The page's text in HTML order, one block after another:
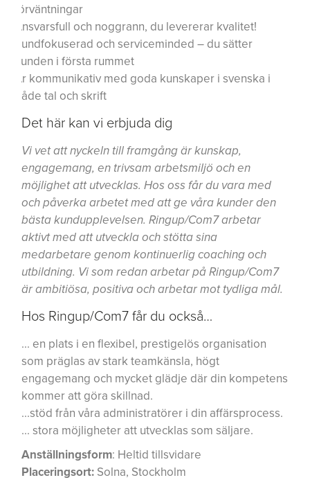
förväntningar
Ansvarsfull och noggrann, du levererar kvalitet!
Kundfokuserad och serviceminded – du sätter
kunden i första rummet
Är kommunikativ med goda kunskaper i svenska i
både tal och skrift
Det här kan vi erbjuda dig
Vi vet att nyckeln till framgång är kunskap,
engagemang, en trivsam arbetsmiljö och en
möjlighet att utvecklas. Hos oss får du vara med
och påverka arbetet med att ge våra kunder den
bästa kundupplevelsen. Ringup/Com7 arbetar
aktivt med att utveckla och stötta sina
medarbetare genom kontinuerlig coaching och
utbildning. Vi som redan arbetar på Ringup/Com7
är ambitiösa, positiva och arbetar mot tydliga mål.
Hos Ringup/Com7 får du också…
... en plats i en flexibel, prestigelös organisation
som präglas av stark teamkänsla, högt
engagemang och mycket glädje där din kompetens
kommer att göra skillnad.
...stöd från våra administratörer i din affärsprocess.
... stora möjligheter att utvecklas som säljare.
Anställningsform: Heltid tillsvidare
Placeringsort: Solna, Stockholm